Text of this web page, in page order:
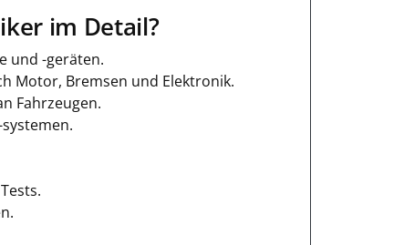
im Detail?
und -geräten.
Motor, Bremsen und Elektronik.
Fahrzeugen.